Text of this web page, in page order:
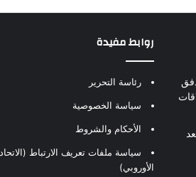
روابط مفيدة
رئاسة التحرير
سياسة الخصوصية
الأحكام والشروط
سياسة ملفات تعريف الارتباط (الاتحاد
الأوروبي)